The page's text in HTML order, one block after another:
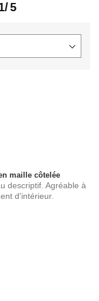
maille côtelée
descriptif. Agréable à
d'intérieur.